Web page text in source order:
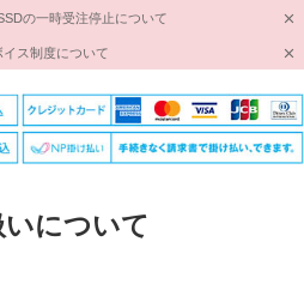
の一時受注停止について
イス制度について
について